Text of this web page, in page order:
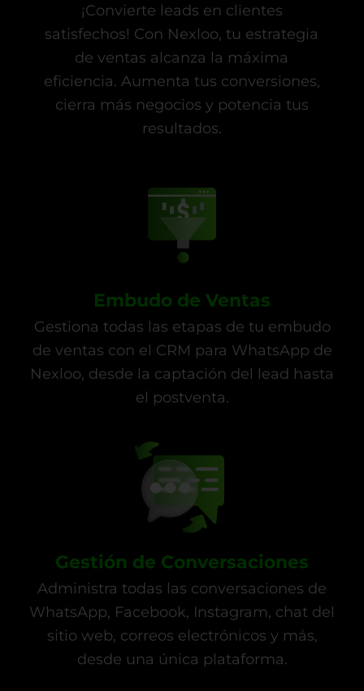
¡Convierte leads en clientes
satisfechos! Con Nexloo, tu estrategia
de ventas alcanza la máxima
eficiencia. Aumenta tus conversiones,
cierra más negocios y potencia tus
resultados.
Embudo de Ventas
Gestiona todas las etapas de tu embudo
de ventas con el CRM para WhatsApp de
Nexloo, desde la captación del lead hasta
el postventa.
Gestión de Conversaciones
Administra todas las conversaciones de
WhatsApp, Facebook, Instagram, chat del
sitio web, correos electrónicos y más,
desde una única plataforma.